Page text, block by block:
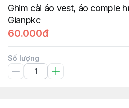
Ghim cài áo vest, áo comple
Gianpkc
60.000đ
Số lượng